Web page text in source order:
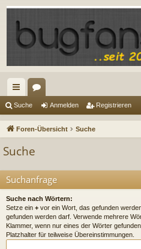
ch
ne
riff
en
Suche Anmelden Registrieren
Foren-Übersicht Suche
Suche
Suchanfrage
Suche nach Wörtern:
Setze ein + vor ein Wort, das gefunden
gefunden werden darf. Verwende mehrere
Klammer, wenn nur eines der Wörter
Platzhalter für teilweise Übereinstimmungen.